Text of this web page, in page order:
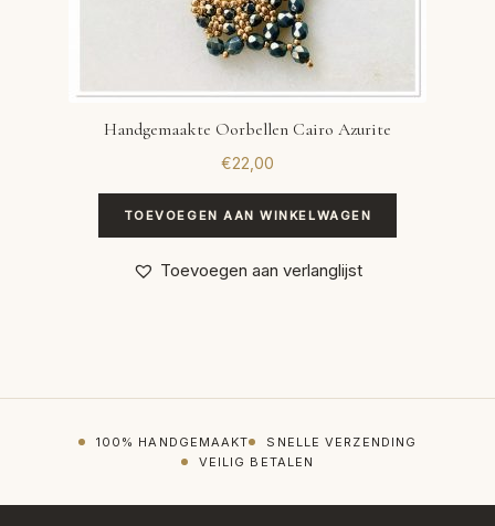
Handgemaakte Oorbellen Cairo Azurite
€22,00
TOEVOEGEN AAN WINKELWAGEN
Toevoegen aan verlanglijst
100% HANDGEMAAKT
SNELLE VERZENDING
VEILIG BETALEN